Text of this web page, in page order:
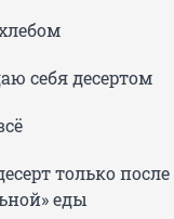
себя десертом
только после
еды